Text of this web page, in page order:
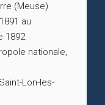
(Meuse)
au
1892
nationale,
Lon-les-